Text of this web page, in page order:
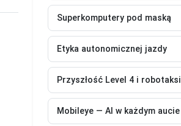
Superkomputery pod maską
Etyka autonomicznej jazdy
Przyszłość Level 4 i robotaksi
Mobileye — AI w każdym aucie